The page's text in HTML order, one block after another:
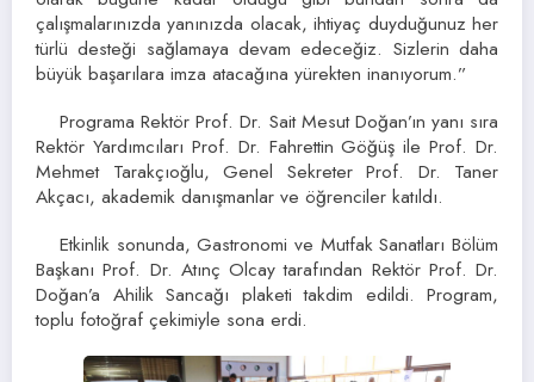
çalışmalarınızda yanınızda olacak, ihtiyaç duyduğunuz her
türlü desteği sağlamaya devam edeceğiz. Sizlerin daha
büyük başarılara imza atacağına yürekten inanıyorum.”
Programa Rektör Prof. Dr. Sait Mesut Doğan’ın yanı sıra
Rektör Yardımcıları Prof. Dr. Fahrettin Göğüş ile Prof. Dr.
Mehmet Tarakçıoğlu, Genel Sekreter Prof. Dr. Taner
Akçacı, akademik danışmanlar ve öğrenciler katıldı.
Etkinlik sonunda, Gastronomi ve Mutfak Sanatları Bölüm
Başkanı Prof. Dr. Atınç Olcay tarafından Rektör Prof. Dr.
Doğan’a Ahilik Sancağı plaketi takdim edildi. Program,
toplu fotoğraf çekimiyle sona erdi.